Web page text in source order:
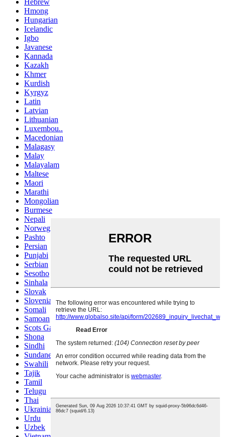
Hebrew
Hmong
Hungarian
Icelandic
Igbo
Javanese
Kannada
Kazakh
Khmer
Kurdish
Kyrgyz
Latin
Latvian
Lithuanian
Luxembou..
Macedonian
Malagasy
Malay
Malayalam
Maltese
Maori
Marathi
Mongolian
Burmese
Nepali
Norwegian
Pashto
Persian
Punjabi
Serbian
Sesotho
Sinhala
Slovak
Slovenian
Somali
Samoan
Scots Gaelic
Shona
Sindhi
Sundanese
Swahili
Tajik
Tamil
Telugu
Thai
Ukrainian
Urdu
Uzbek